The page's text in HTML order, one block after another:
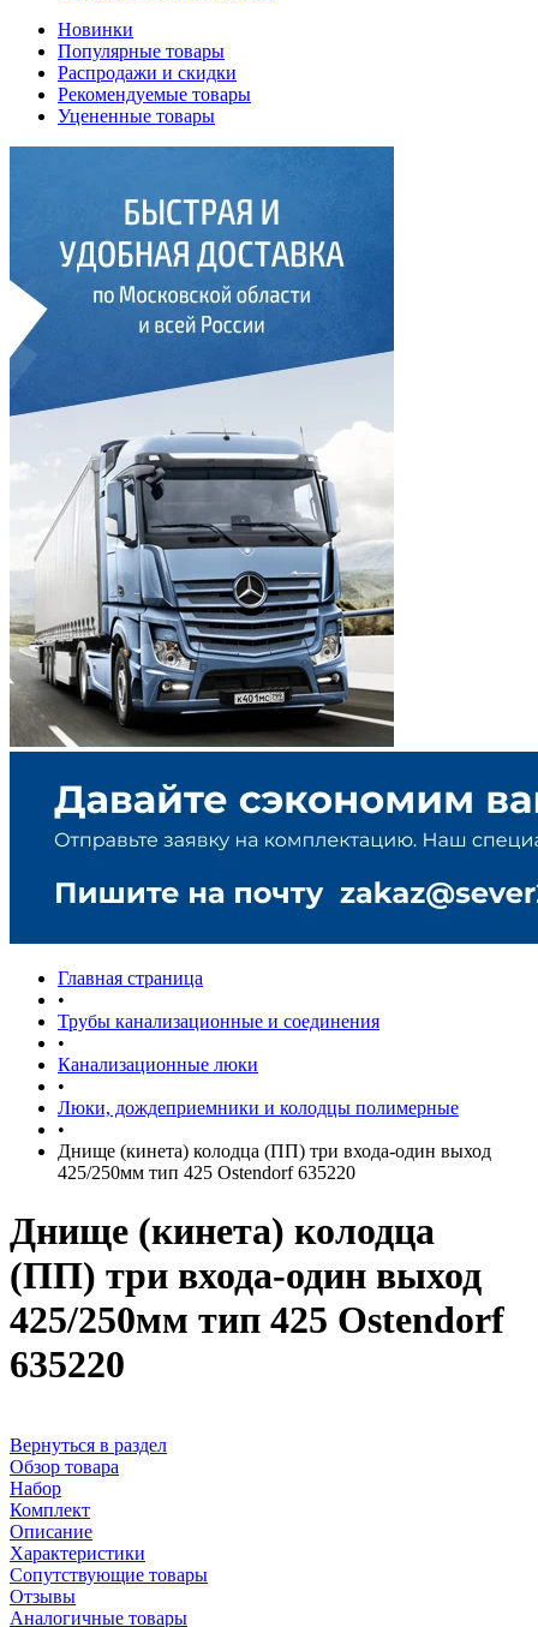
Новинки
Популярные товары
Распродажи и скидки
Рекомендуемые товары
Уцененные товары
Главная страница
•
Трубы канализационные и соединения
•
Канализационные люки
•
Люки, дождеприемники и колодцы полимерные
•
Днище (кинета) колодца (ПП) три входа-один выход
425/250мм тип 425 Ostendorf 635220
Днище (кинета) колодца
(ПП) три входа-один выход
425/250мм тип 425 Ostendorf
635220
Вернуться в раздел
Обзор товара
Набор
Комплект
Описание
Характеристики
Сопутствующие товары
Отзывы
Аналогичные товары